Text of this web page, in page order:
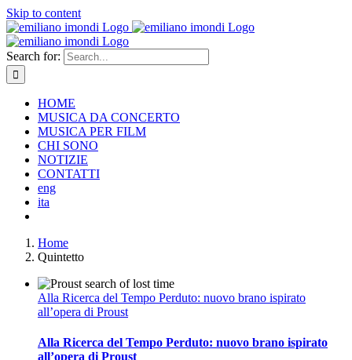
Skip to content
Search for:
HOME
MUSICA DA CONCERTO
MUSICA PER FILM
CHI SONO
NOTIZIE
CONTATTI
eng
ita
Home
Quintetto
Alla Ricerca del Tempo Perduto: nuovo brano ispirato
all’opera di Proust
Alla Ricerca del Tempo Perduto: nuovo brano ispirato
all’opera di Proust